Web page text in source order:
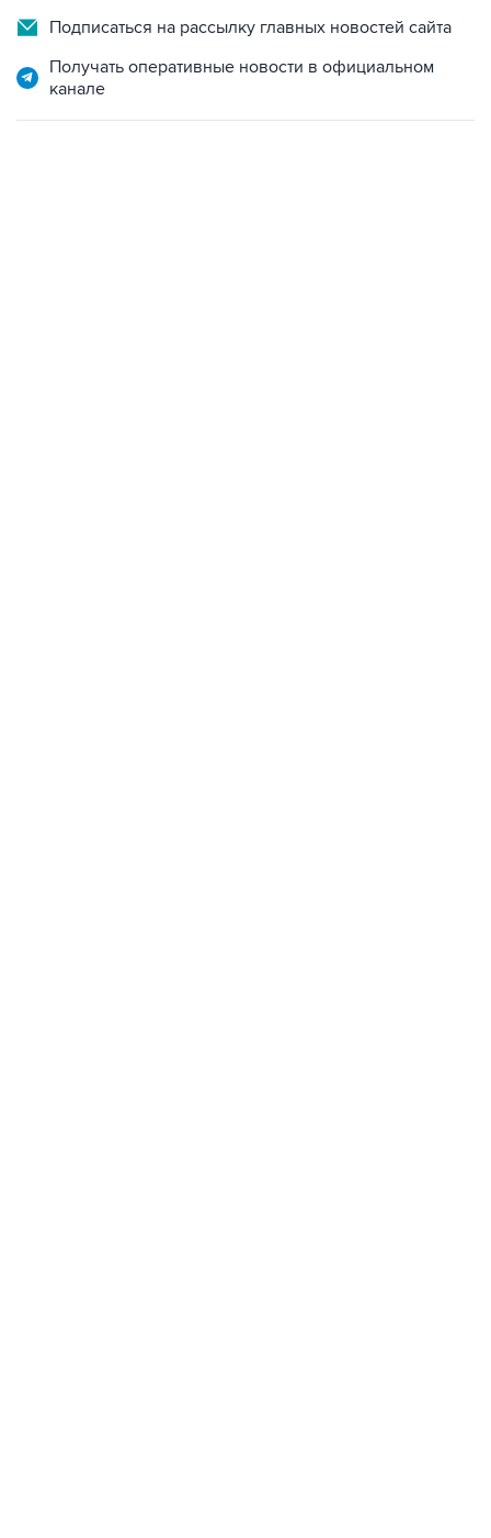
Подписаться на рассылку главных новостей сайта
Получать оперативные новости в официальном
канале